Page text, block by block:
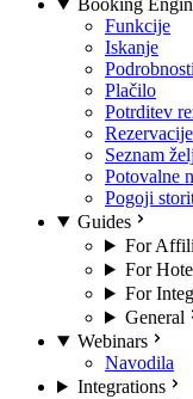
Booking
Funkcije
Iskanje
Plačilo
Potrditev
Rezervacije
Seznam
Potovalne
Pogoji
Guides
For
For
For
General
Webinars
Navodila
Integrations